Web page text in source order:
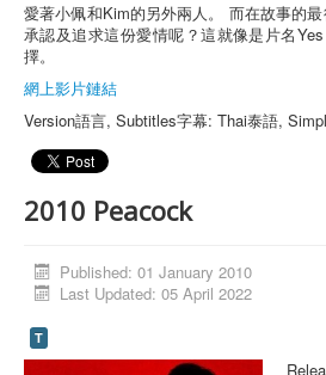
愛著小佩和Kim的另外兩人。 而在故事的
承認及追求這份愛情呢？這就像是片名
擇。
網上影片鏈結
Version語言, Subtitles字幕: Thai泰語,
2010 Peacock
Published: 01 January 2010
Last Updated: 05 April 2022
T